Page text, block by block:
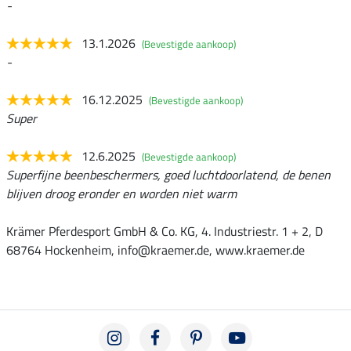
-
13.1.2026 (Bevestigde aankoop)
-
16.12.2025 (Bevestigde aankoop)
Super
12.6.2025 (Bevestigde aankoop)
Superfijne beenbeschermers, goed luchtdoorlatend, de benen
blijven droog eronder en worden niet warm
Krämer Pferdesport GmbH & Co. KG, 4. Industriestr. 1 + 2, D
68764 Hockenheim, info@kraemer.de, www.kraemer.de